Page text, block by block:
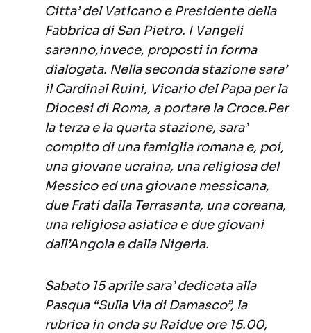
Citta’ del Vaticano e Presidente della
Fabbrica di San Pietro. I Vangeli
saranno,invece, proposti in forma
dialogata. Nella seconda stazione sara’
il Cardinal Ruini, Vicario del Papa per la
Diocesi di Roma, a portare la Croce.Per
la terza e la quarta stazione, sara’
compito di una famiglia romana e, poi,
una giovane ucraina, una religiosa del
Messico ed una giovane messicana,
due Frati dalla Terrasanta, una coreana,
una religiosa asiatica e due giovani
dall’Angola e dalla Nigeria.
Sabato 15 aprile sara’ dedicata alla
Pasqua “Sulla Via di Damasco”, la
rubrica in onda su Raidue ore 15.00,